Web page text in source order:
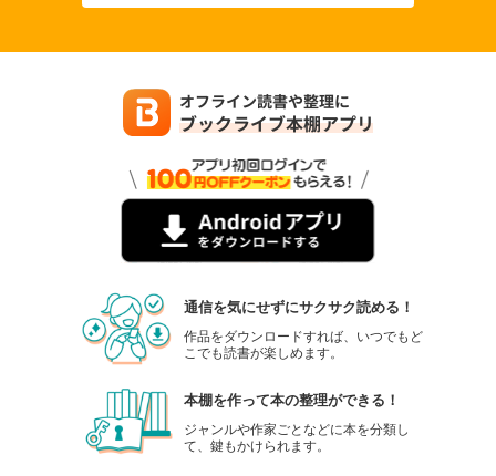
通信を気にせずにサクサク読める！
作品をダウンロードすれば、いつでもど
こでも読書が楽しめます。
本棚を作って本の整理ができる！
ジャンルや作家ごとなどに本を分類し
て、鍵もかけられます。